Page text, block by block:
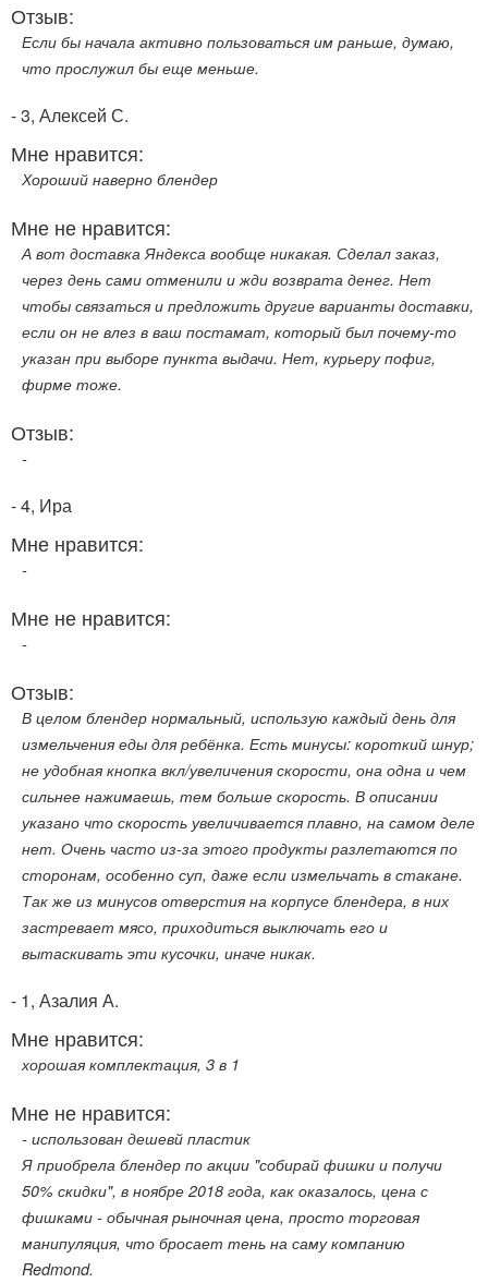
Отзыв:
Если бы начала активно пользоваться им раньше, думаю,
что прослужил бы еще меньше.
- 3, Алексей С.
Мне нравится:
Хороший наверно блендер
Мне не нравится:
А вот доставка Яндекса вообще никакая. Сделал заказ,
через день сами отменили и жди возврата денег. Нет
чтобы связаться и предложить другие варианты доставки,
если он не влез в ваш постамат, который был почему-то
указан при выборе пункта выдачи. Нет, курьеру пофиг,
фирме тоже.
Отзыв:
-
- 4, Ира
Мне нравится:
-
Мне не нравится:
-
Отзыв:
В целом блендер нормальный, использую каждый день для
измельчения еды для ребёнка. Есть минусы: короткий шнур;
не удобная кнопка вкл/увеличения скорости, она одна и чем
сильнее нажимаешь, тем больше скорость. В описании
указано что скорость увеличивается плавно, на самом деле
нет. Очень часто из-за этого продукты разлетаются по
сторонам, особенно суп, даже если измельчать в стакане.
Так же из минусов отверстия на корпусе блендера, в них
застревает мясо, приходиться выключать его и
вытаскивать эти кусочки, иначе никак.
- 1, Азалия А.
Мне нравится:
хорошая комплектация, 3 в 1
Мне не нравится:
- использован дешевй пластик
Я приобрела блендер по акции "собирай фишки и получи
50% скидки", в ноябре 2018 года, как оказалось, цена с
фишками - обычная рыночная цена, просто торговая
манипуляция, что бросает тень на саму компанию
Redmond.